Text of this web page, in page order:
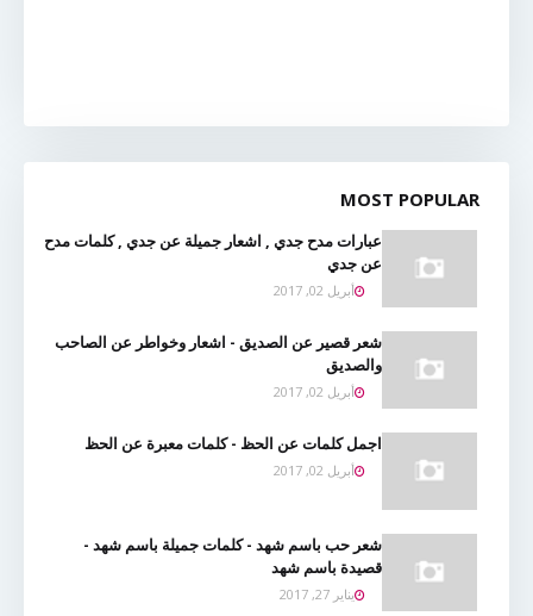
MOST POPULAR
عبارات مدح جدي , اشعار جميلة عن جدي , كلمات مدح
عن جدي
أبريل 02, 2017
شعر قصير عن الصديق - اشعار وخواطر عن الصاحب
والصديق
أبريل 02, 2017
اجمل كلمات عن الحظ - كلمات معبرة عن الحظ
أبريل 02, 2017
شعر حب باسم شهد - كلمات جميلة باسم شهد -
قصيدة باسم شهد
يناير 27, 2017